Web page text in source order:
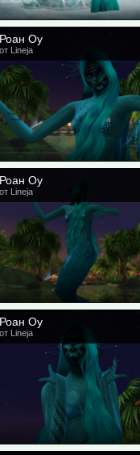
Роан Оу
от Lineja
Роан Оу
от Lineja
Роан Оу
от Lineja